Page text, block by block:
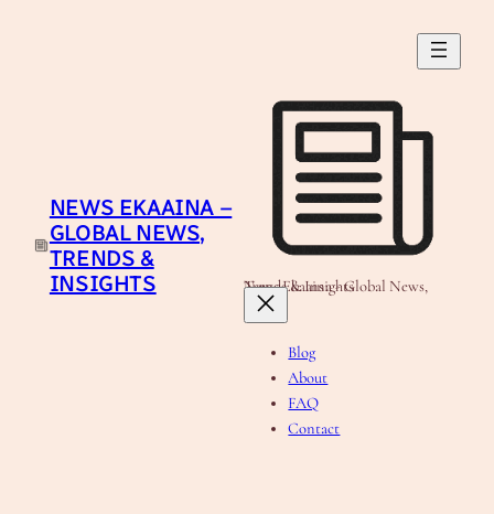
NEWS EKAAINA –
GLOBAL NEWS,
TRENDS &
INSIGHTS
News Ekaaina - Global News, Trends & Insights
Blog
About
FAQ
Contact